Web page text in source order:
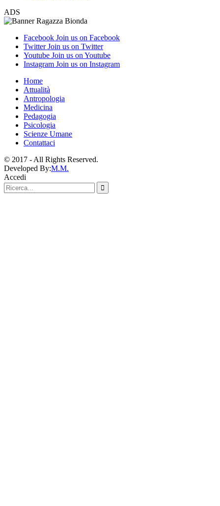
ADS
Facebook Join us on Facebook
Twitter Join us on Twitter
Youtube Join us on Youtube
Instagram Join us on Instagram
Home
Attualità
Antropologia
Medicina
Pedagogia
Psicologia
Scienze Umane
Contattaci
© 2017 - All Rights Reserved.
Developed By:M.M.
Accedi